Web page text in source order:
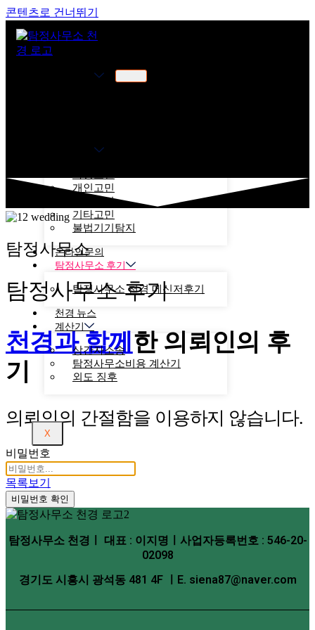
콘텐츠로 건너뛰기
개인고민
기업고민
기타고민
불법기기탐지
온라인문의
탐정사무소 후기
탐정사무소 천경 메신저후기
천경 뉴스
계산기
상간자소송
탐정사무소비용 계산기
외도 징후
X
탐정사무소
탐정사무소 후기
천경과 함께한 의뢰인의 후
기
의뢰인의 간절함을 이용하지 않습니다.
비밀번호
목록보기
비밀번호 확인
탐정사무소 천경ㅣ 대표 : 이지명ㅣ사업자등록번호 : 546-20-
02098
경기도 시흥시 광석동 481 4F ㅣE. siena87@naver.com